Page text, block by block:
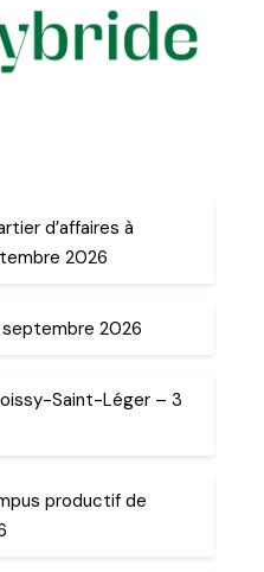
d’affaires à
2026
2026
Saint-Léger – 3
productif de